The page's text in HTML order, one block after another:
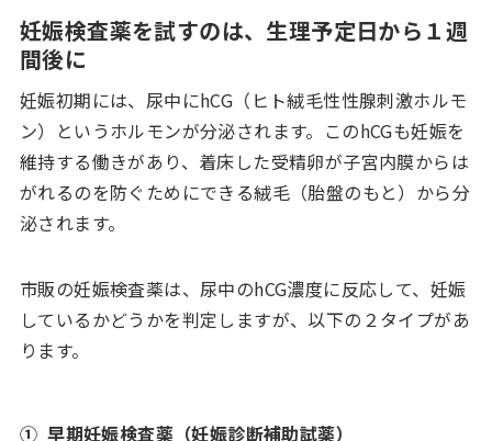
妊娠検査薬を試すのは、生理予定日から１週
間後に
妊娠初期には、尿中にhCG（ヒト絨毛性性腺刺激ホルモ
ン）というホルモンが分泌されます。このhCGも妊娠を
維持する働きがあり、着床した受精卵が子宮内膜からは
がれるのを防ぐためにできる絨毛（胎盤のもと）から分
泌されます。
市販の妊娠検査薬は、尿中のhCG濃度に反応して、妊娠
しているかどうかを判定しますが、以下の２タイプがあ
ります。
① 早期妊娠検査薬（妊娠診断補助試薬）